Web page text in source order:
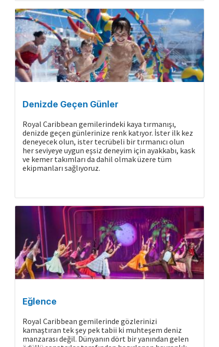
Denizde Geçen Günler
Royal Caribbean gemilerindeki kaya tırmanışı,
denizde geçen günlerinize renk katıyor. İster ilk kez
deneyecek olun, ister tecrübeli bir tırmanıcı olun
her seviyeye uygun eşsiz deneyim için ayakkabı, kask
ve kemer takımları da dahil olmak üzere tüm
ekipmanları sağlıyoruz.
Eğlence
Royal Caribbean gemilerinde gözlerinizi
kamaştıran tek şey pek tabii ki muhteşem deniz
manzarası değil. Dünyanın dört bir yanından gelen